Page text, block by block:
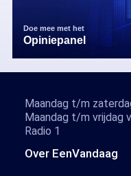
Doe mee met het
Opiniepanel
Over EenVandaag
Maandag t/m
Maandag t/m vrijdag
Radio 1